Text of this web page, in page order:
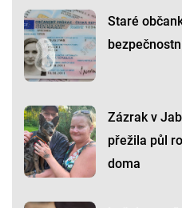
Staré
Zázrak v
přežila půl
doma